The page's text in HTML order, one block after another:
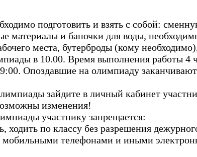
подготовить и взять с собой:
материалы и баночки для воды,
места, бутерброды (кому
в 10.00. Время выполнения работы 4
Опоздавшие на олимпиаду
зайдите в личный кабинет
изменения!
участнику запрещается:
ходить по классу без разрешения
мобильными телефонами и иными